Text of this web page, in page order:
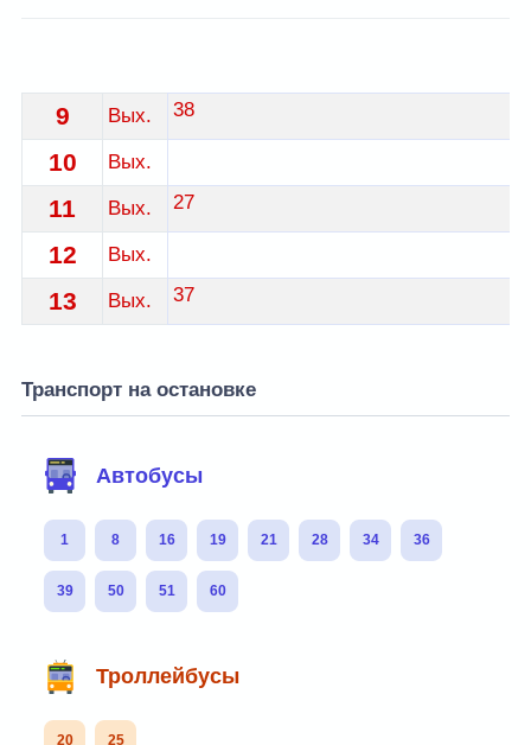
Расписание 19 автобуса Гродно - остановка магазин
9 Вых. 38
10 Вых.
11 Вых. 27
12 Вых.
13 Вых. 37
Транспорт на остановке
Автобусы
1 8 16 19 21 28 34 36
39 50 51 60
Троллейбусы
20 25